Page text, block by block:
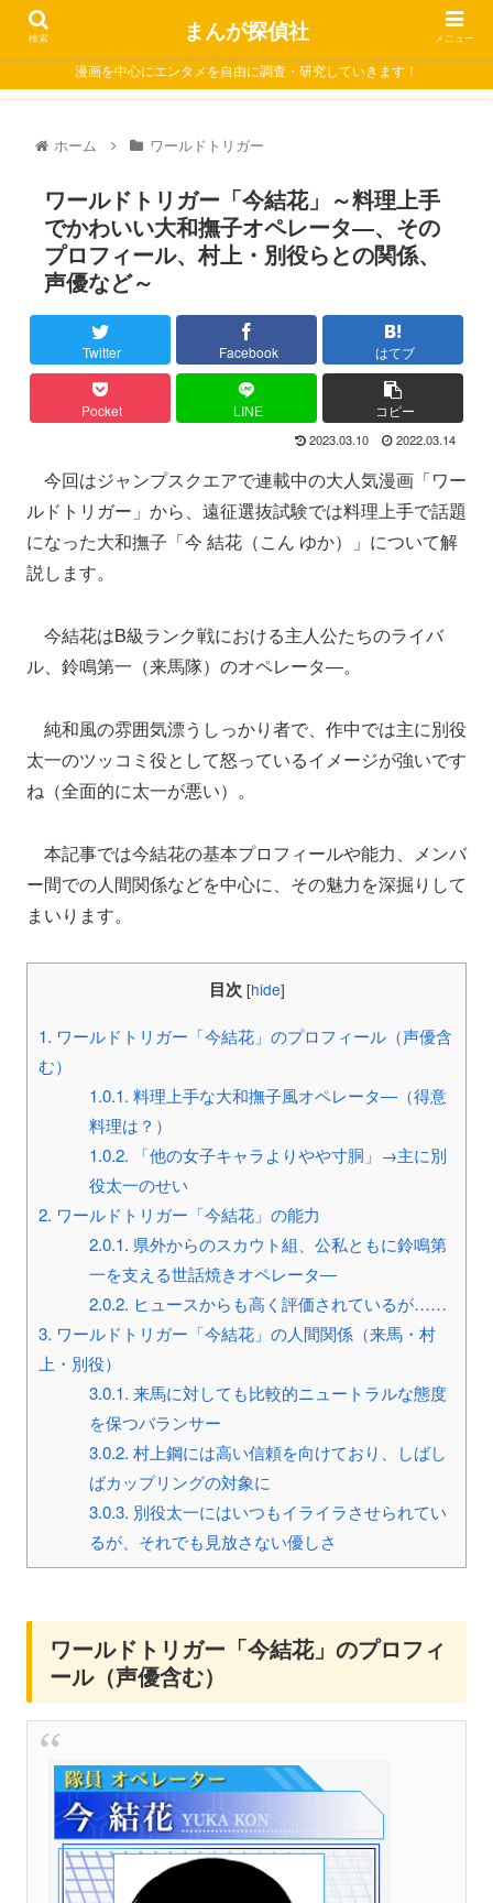
漫画を中心にエンタメを自由に調査・研究していきます！
ホーム ワールドトリガー
ワールドトリガー「今結花」～料理上手
でかわいい大和撫子オペレータ―、その
プロフィール、村上・別役らとの関係、
声優など～
Twitter Facebook はてブ
Pocket LINE コピー
2023.03.10 2022.03.14
今回はジャンプスクエアで連載中の大人気漫画「ワー
ルドトリガー」から、遠征選抜試験では料理上手で話題
になった大和撫子「今 結花（こん ゆか）」について解
説します。
今結花はB級ランク戦における主人公たちのライバ
ル、鈴鳴第一（来馬隊）のオペレータ―。
純和風の雰囲気漂うしっかり者で、作中では主に別役
太一のツッコミ役として怒っているイメージが強いです
ね（全面的に太一が悪い）。
本記事では今結花の基本プロフィールや能力、メンバ
ー間での人間関係などを中心に、その魅力を深掘りして
まいります。
目次 [hide]
1. ワールドトリガー「今結花」のプロフィール（声優含
む）
1.0.1. 料理上手な大和撫子風オペレータ―（得意
料理は？）
1.0.2. 「他の女子キャラよりやや寸胴」→主に別
役太一のせい
2. ワールドトリガー「今結花」の能力
2.0.1. 県外からのスカウト組、公私ともに鈴鳴第
一を支える世話焼きオペレータ―
2.0.2. ヒュースからも高く評価されているが……
3. ワールドトリガー「今結花」の人間関係（来馬・村
上・別役）
3.0.1. 来馬に対しても比較的ニュートラルな態度
を保つバランサー
3.0.2. 村上鋼には高い信頼を向けており、しばし
ばカップリングの対象に
3.0.3. 別役太一にはいつもイライラさせられてい
るが、それでも見放さない優しさ
ワールドトリガー「今結花」のプロフィ
ール（声優含む）
検索 まんが探偵社 メニュー